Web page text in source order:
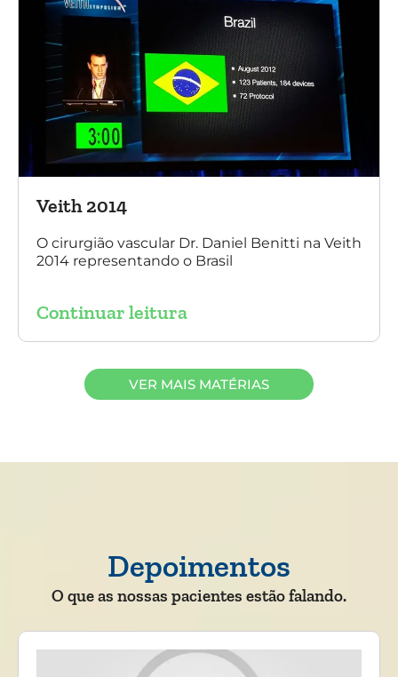
Veith 2014
O cirurgião vascular Dr. Daniel Benitti na Veith
2014 representando o Brasil
Continuar leitura
VER MAIS MATÉRIAS
Depoimentos
O que as nossas pacientes estão falando.